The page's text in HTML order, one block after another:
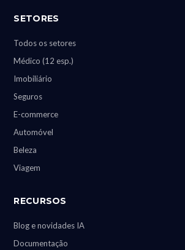
SETORES
Todos os setores
Médico (12 esp.)
Imobiliário
Seguros
E-commerce
Automóvel
Beleza
Viagem
RECURSOS
Blog e novidades IA
Documentação